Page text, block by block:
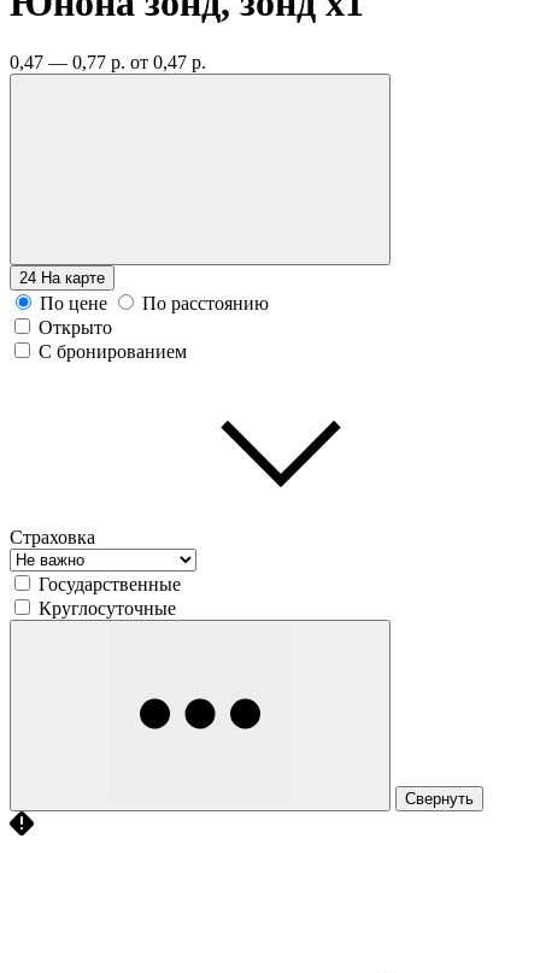
0,47 — 0,77 р. от 0,47 р.
24 На карте
По цене
По расстоянию
Открыто
С бронированием
Страховка
Государственные
Круглосуточные
Свернуть